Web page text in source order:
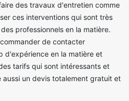
des travaux d'entretien comme
ces interventions qui sont très
professionnels en la matière.
de contacter
d'expérience en la matière et
tarifs qui sont intéressants et
aussi un devis totalement gratuit et